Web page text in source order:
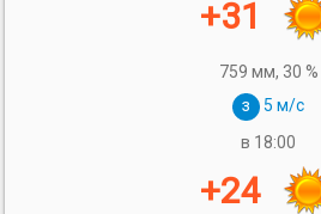
+31
759 мм, 30 %
з
5 м/с
в 18:00
+24